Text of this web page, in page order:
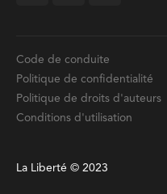
Code de conduite
Politique de confidentialité
Politique de droits d'auteurs
Conditions d'utilisation
La Liberté © 2023